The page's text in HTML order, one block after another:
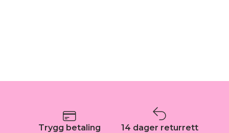
Trygg betaling 14 dager returrett